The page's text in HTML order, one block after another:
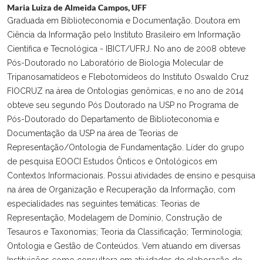
Maria Luiza de Almeida Campos,UFF
Graduada em Biblioteconomia e Documentação. Doutora em
Ciência da Informação pelo Instituto Brasileiro em Informação
Científica e Tecnológica - IBICT/UFRJ. No ano de 2008 obteve
Pós-Doutorado no Laboratório de Biologia Molecular de
Tripanosamatídeos e Flebotomídeos do Instituto Oswaldo Cruz
FIOCRUZ na área de Ontologias genômicas, e no ano de 2014
obteve seu segundo Pós Doutorado na USP no Programa de
Pós-Doutorado do Departamento de Biblioteconomia e
Documentação da USP na área de Teorias de
Representação/Ontologia de Fundamentação. Líder do grupo
de pesquisa EOOCI Estudos Ônticos e Ontológicos em
Contextos Informacionais. Possui atividades de ensino e pesquisa
na área de Organização e Recuperação da Informação, com
especialidades nas seguintes temáticas: Teorias de
Representação, Modelagem de Domínio, Construção de
Tesauros e Taxonomias; Teoria da Classificação; Terminologia;
Ontologia e Gestão de Conteúdos. Vem atuando em diversas